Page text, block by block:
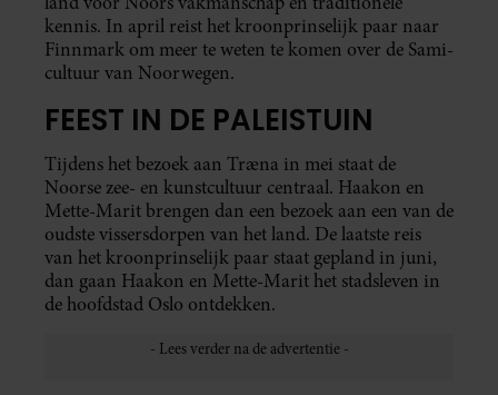
kennis. In april reist het kroonprinselijk paar naar
Finnmark om meer te weten te komen over de Sami-
cultuur van Noorwegen.
FEEST IN DE PALEISTUIN
Tijdens het bezoek aan Træna in mei staat de
Noorse zee- en kunstcultuur centraal. Haakon en
Mette-Marit brengen dan een bezoek aan een van de
oudste vissersdorpen van het land. De laatste reis
van het kroonprinselijk paar staat gepland in juni,
dan gaan Haakon en Mette-Marit het stadsleven in
de hoofdstad Oslo ontdekken.